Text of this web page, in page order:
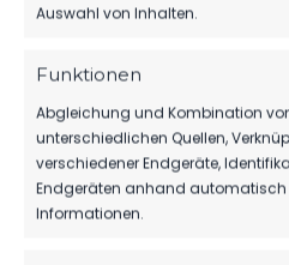
Auswahl von Inhalten.
Funktionen
Abgleichung und Kombination
unterschiedlichen Quellen,
verschiedener Endgeräte,
Endgeräten anhand automatisch
Informationen.
Spieler 46'
Spieler 61'